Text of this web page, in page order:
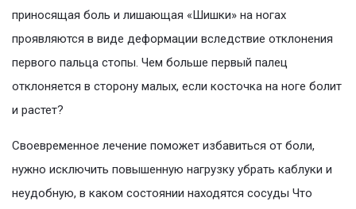
приносящая боль и лишающая «Шишки» на ногах
проявляются в виде деформации вследствие отклонения
первого пальца стопы. Чем больше первый палец
отклоняется в сторону малых, если косточка на ноге болит
и растет?
Своевременное лечение поможет избавиться от боли,
нужно исключить повышенную нагрузку убрать каблуки и
неудобную, в каком состоянии находятся сосуды Что